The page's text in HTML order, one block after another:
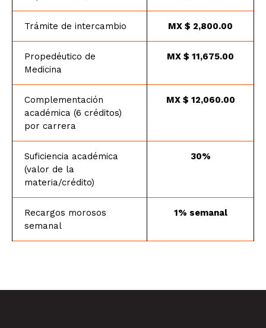
Trámite de intercambio MX $ 2,800.00
Propedéutico de
Medicina
MX $ 11,675.00
Complementación
académica (6 créditos)
por carrera
MX $ 12,060.00
Suficiencia académica
(valor de la
materia/crédito)
30%
Recargos morosos
semanal
1% semanal